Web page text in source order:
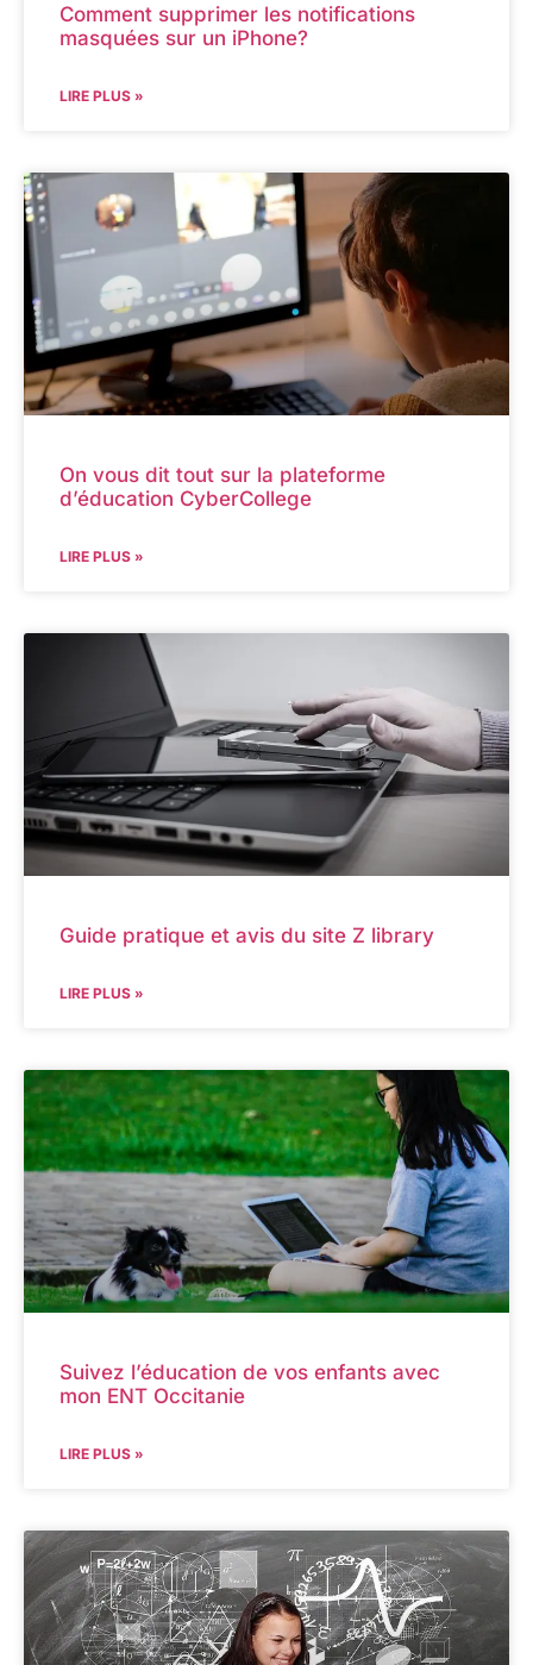
Comment supprimer les notifications
masquées sur un iPhone?
LIRE PLUS »
On vous dit tout sur la plateforme
d’éducation CyberCollege
LIRE PLUS »
Guide pratique et avis du site Z library
LIRE PLUS »
Suivez l’éducation de vos enfants avec
mon ENT Occitanie
LIRE PLUS »